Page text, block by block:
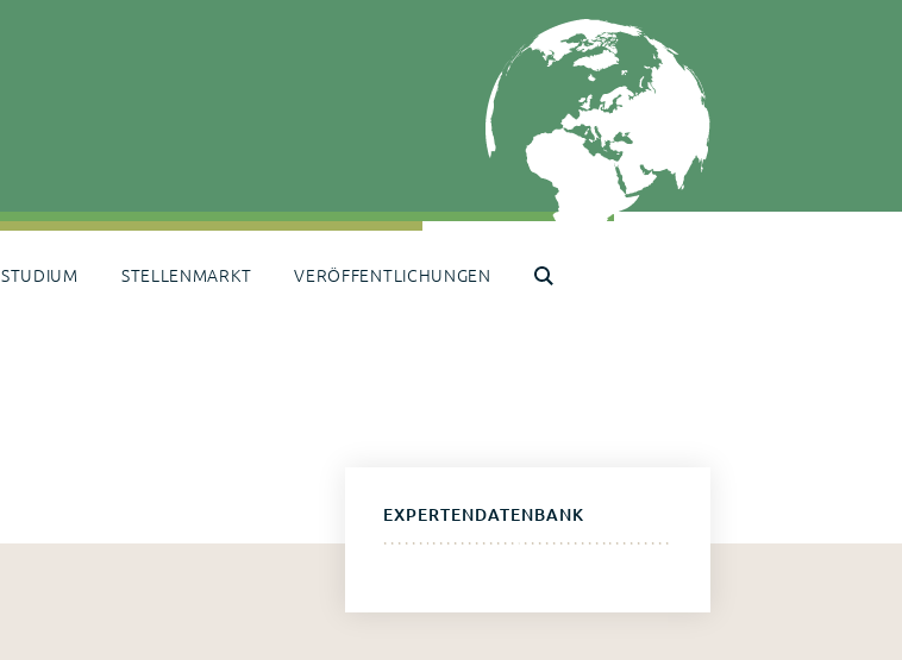
STUDIUM STELLENMARKT VERÖFFENTLICHUNGEN
EXPERTENDATENBANK